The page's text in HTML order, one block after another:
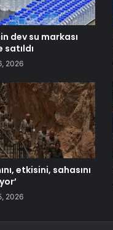
dev su markası
satıldı
2026
etkisini, sahasını
2026